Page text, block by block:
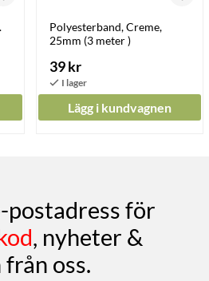
Polyesterband, Creme,
25mm (3 meter )
39 kr
Lägg i kundvagnen
postadress för
, nyheter &
oss.